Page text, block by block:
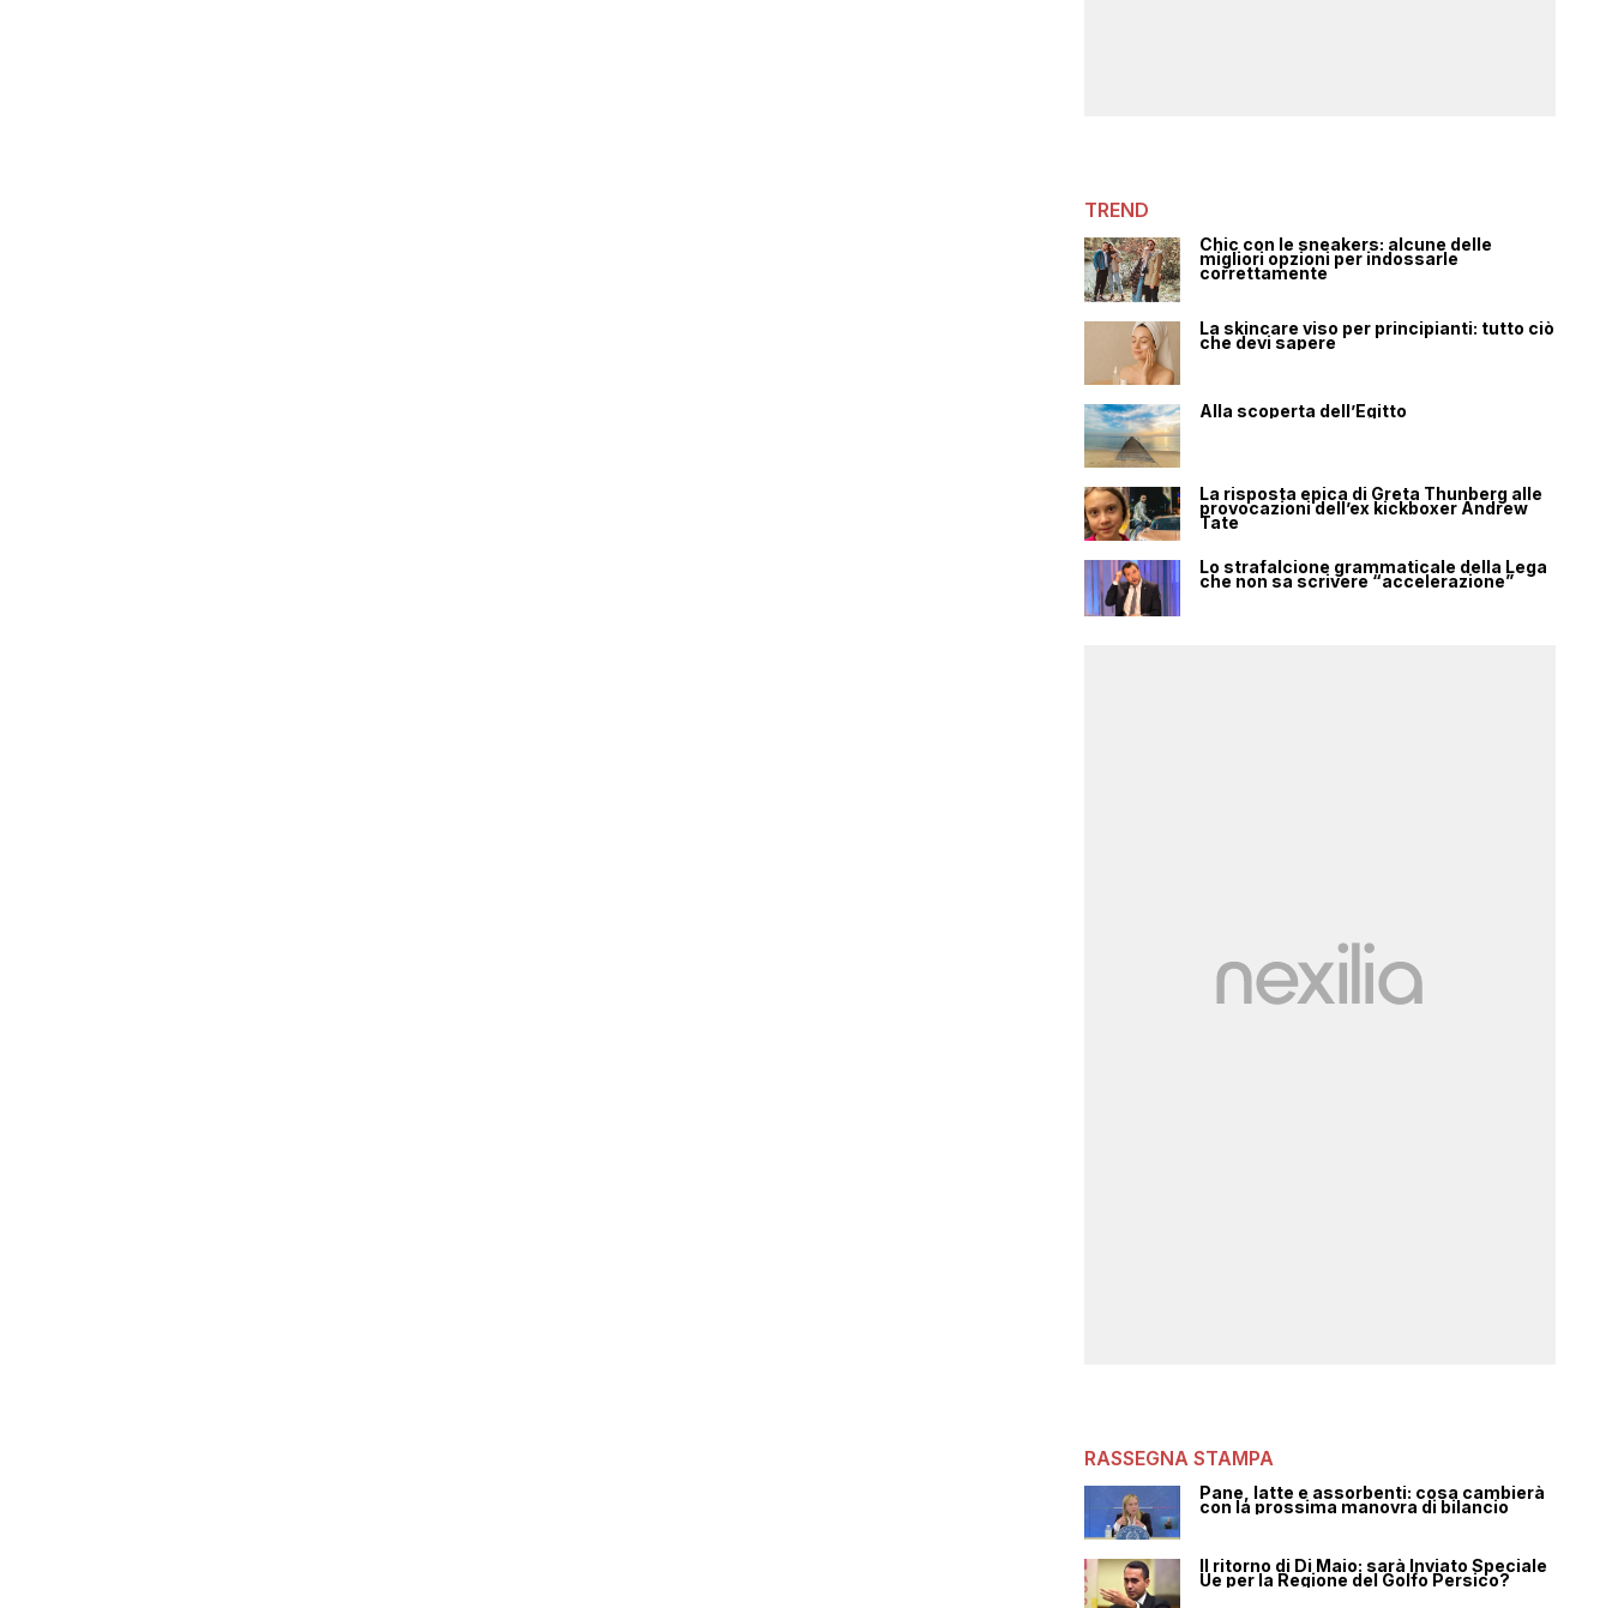
TREND
Chic con le sneakers: alcune delle
migliori opzioni per indossarle
correttamente
La skincare viso per principianti: tutto ciò
che devi sapere
Alla scoperta dell’Egitto
La risposta epica di Greta Thunberg alle
provocazioni dell’ex kickboxer Andrew
Tate
Lo strafalcione grammaticale della Lega
che non sa scrivere “accelerazione”
RASSEGNA STAMPA
Pane, latte e assorbenti: cosa cambierà
con la prossima manovra di bilancio
Il ritorno di Di Maio: sarà Inviato Speciale
Ue per la Regione del Golfo Persico?